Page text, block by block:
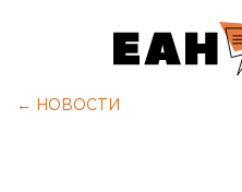
← НОВОСТИ